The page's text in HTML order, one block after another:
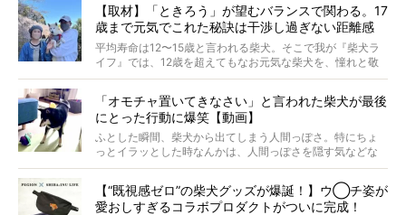
【取材】「ときろう」が望むバランスで関わる。17
歳まで元気でこれた秘訣は干渉し過ぎない距離感
#38ときろう
平均寿命は12〜15歳と言われる柴犬。そこで我が『柴犬ラ
イフ』では、12歳を超えてもなお元気な柴犬を、憧れと敬
意を込めて“レジェンド柴”と呼んでいます。 この特集で
ォーカスし、その元気の秘訣や、老犬と暮らすうえで大切
だと思うことを、オーナーさんに語っていただきます。今
回登場してくれたのは、17歳のときろうくん。小さい頃か
ら食が細かったため、何でも食べさせてきたということで
「オモチャ置いてきなさい」と言われた柴犬が最後
にとった行動に爆笑【動画】
ふとした瞬間、柴犬から出てしまう人間っぽさ。特にちょ
っとイラッとした時なんかは、人間っぽさを隠す気などな
いように見えます。もしかして本当の本当は、中身は人間
【“既視感ゼロ”の柴犬グッズが爆誕！】ウ◯チ姿が
愛おしすぎるコラボプロダクトがついに完成！